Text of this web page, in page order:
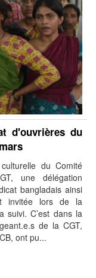
d'ouvrières du
du Comité
une délégation
bangladais ainsi
invitée lors de la
suivi. C’est dans la
de la CGT,
ont pu...